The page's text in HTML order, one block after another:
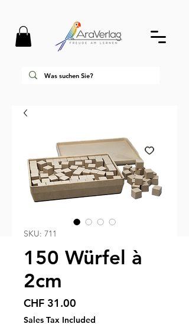
SKU: 711
150 Würfel à
2cm
CHF 31.00
Sales Tax Included